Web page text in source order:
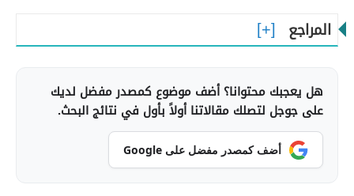
المراجع
هل يعجبك محتوانا؟ أضف موضوع كمصدر مفضل لديك
على جوجل لتصلك مقالاتنا أولاً بأول في نتائج البحث.
أضف كمصدر مفضل على Google